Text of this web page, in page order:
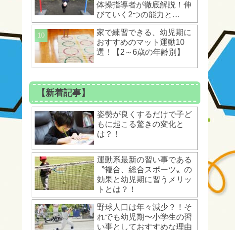
体操指導者が徹底解説！伸
びていく2つの能力と
は？！
家で練習できる、幼児期に
おすすめのマット運動10
選！【2～6歳の年齢別】
【新着記事】
姿勢が良くするだけで子ど
もに起こる驚きの変化と
は？！
運動系最新の習い事である
〝複合、総合スポーツ〟の
効果と幼児期に習うメリッ
トとは？！
野球人口は年々減少？！そ
れでも幼児期〜小学生の習
い事としておすすめな理由